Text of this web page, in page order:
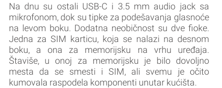
Na dnu su ostali USB-C i 3.5 mm audio jack sa
mikrofonom, dok su tipke za podešavanja glasnoće
na levom boku. Dodatna neobičnost su dve fioke.
Jedna za SIM karticu, koja se nalazi na desnom
boku, a ona za memorijsku na vrhu uređaja.
Štaviše, u onoj za memorijsku je bilo dovoljno
mesta da se smesti i SIM, ali svemu je očito
kumovala raspodela komponenti unutar kućišta.